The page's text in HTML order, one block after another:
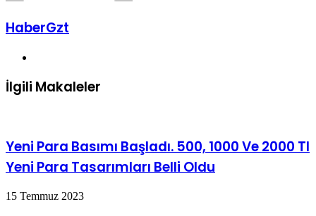
HaberGzt
İlgili Makaleler
Yeni Para Basımı Başladı. 500, 1000 Ve 2000 Tl
Yeni Para Tasarımları Belli Oldu
15 Temmuz 2023